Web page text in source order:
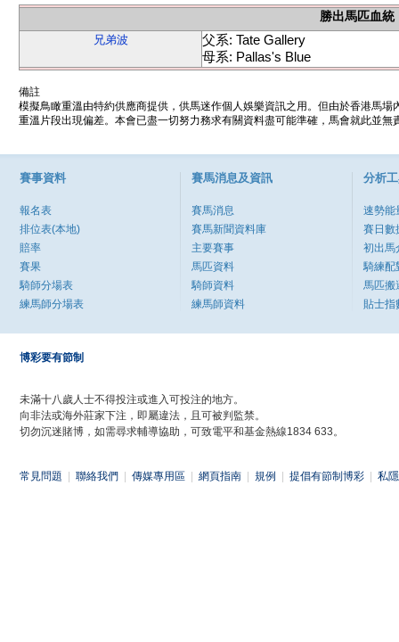
勝出馬匹血統
兄弟波
父系: Tate Gallery
母系: Pallas's Blue
備註
模擬鳥瞰重溫由特約供應商提供，供馬迷作個人娛樂資訊之用。但由於香港馬
重溫片段出現偏差。本會已盡一切努力務求有關資料盡可能準確，馬會就此並
賽事資料
報名表
排位表(本地)
賠率
賽果
騎師分場表
練馬師分場表
賽馬消息及資訊
賽馬消息
賽馬新聞資料庫
主要賽事
馬匹資料
騎師資料
練馬師資料
分析
速勢能
賽日數
初出馬
騎練配
馬匹搬
貼士指
博彩要有節制
未滿十八歲人士不得投注或進入可投注的地方。
向非法或海外莊家下注，即屬違法，且可被判監禁。
切勿沉迷賭博，如需尋求輔導協助，可致電平和基金熱線1834 633。
常見問題 聯絡我們 傳媒專用區 網頁指南 規例 提倡有節制博彩 私